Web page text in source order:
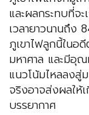
และผลกระทบที่จ
เวลายาวนานถึง
ภูเขาไฟลูกนี้ในอ
มหาศาล และมีอุ
แนวโน้มไหลลงสู่
จริงอาจส่งผลให้
บรรยากาศ